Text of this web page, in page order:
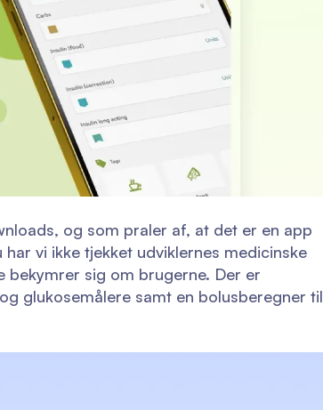
og som praler af, at det er en app
vi ikke tjekket udviklernes medicinske
bekymrer sig om brugerne. Der er
glukosemålere samt en bolusberegner til